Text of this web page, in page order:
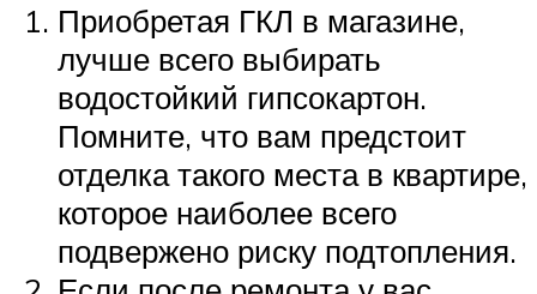
Приобретая ГКЛ в магазине,
лучше всего выбирать
водостойкий гипсокартон.
Помните, что вам предстоит
отделка такого места в квартире,
которое наиболее всего
подвержено риску подтопления.